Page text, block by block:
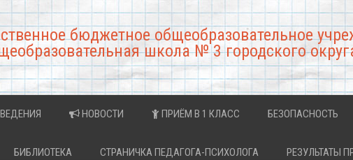
бюджетное общеобразовательное
школа № 3 городского
НОВОСТИ ПРИЁМ В 1 КЛАСС БЕЗОПАСНОСТЬ
БИБЛИОТЕКА СТРАНИЧКА ПЕДАГОГА-ПСИХОЛОГА РЕЗУЛЬТАТЫ